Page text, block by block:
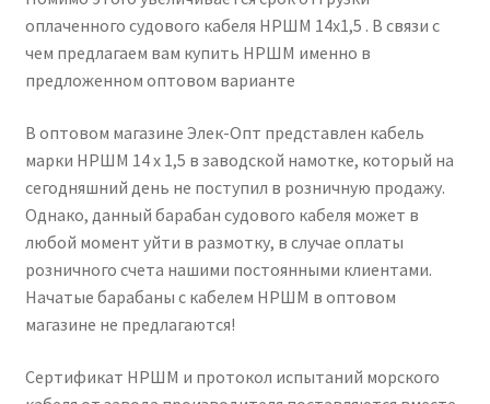
оплаченного судового кабеля НРШМ 14х1,5 . В связи с
чем предлагаем вам купить НРШМ именно в
предложенном оптовом варианте
В оптовом магазине Элек-Опт представлен кабель
марки НРШМ 14 х 1,5 в заводской намотке, который на
сегодняшний день не поступил в розничную продажу.
Однако, данный барабан судового кабеля может в
любой момент уйти в размотку, в случае оплаты
розничного счета нашими постоянными клиентами.
Начатые барабаны с кабелем НРШМ в оптовом
магазине не предлагаются!
Сертификат НРШМ и протокол испытаний морского